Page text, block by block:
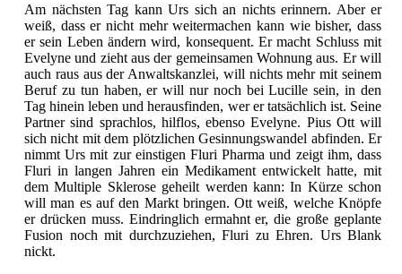
Am nächsten Tag kann Urs sich an nichts erinnern. Aber er
weiß, dass er nicht mehr weitermachen kann wie bisher, dass
er sein Leben ändern wird, konsequent. Er macht Schluss mit
Evelyne und zieht aus der gemeinsamen Wohnung aus. Er will
auch raus aus der Anwaltskanzlei, will nichts mehr mit seinem
Beruf zu tun haben, er will nur noch bei Lucille sein, in den
Tag hinein leben und herausfinden, wer er tatsächlich ist. Seine
Partner sind sprachlos, hilflos, ebenso Evelyne. Pius Ott will
sich nicht mit dem plötzlichen Gesinnungswandel abfinden. Er
nimmt Urs mit zur einstigen Fluri Pharma und zeigt ihm, dass
Fluri in langen Jahren ein Medikament entwickelt hatte, mit
dem Multiple Sklerose geheilt werden kann: In Kürze schon
will man es auf den Markt bringen. Ott weiß, welche Knöpfe
er drücken muss. Eindringlich ermahnt er, die große geplante
Fusion noch mit durchzuziehen, Fluri zu Ehren. Urs Blank
nickt.